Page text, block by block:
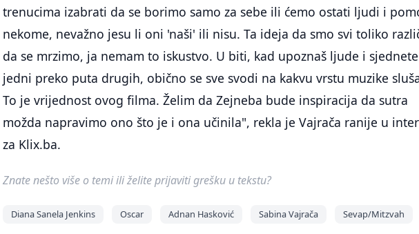
trenucima izabrati da se borimo samo za sebe ili ćemo ostati ljudi i
nekome, nevažno jesu li oni 'naši' ili nisu. Ta ideja da smo svi toliko
da se mrzimo, ja nemam to iskustvo. U biti, kad upoznaš ljude i sjednete
jedni preko puta drugih, obično se sve svodi na kakvu vrstu muzike
To je vrijednost ovog filma. Želim da Zejneba bude inspiracija da sutra
možda napravimo ono što je i ona učinila", rekla je Vajrača ranije u
za Klix.ba.
Znate nešto više o temi ili želite prijaviti grešku u tekstu?
Diana Sanela Jenkins Oscar Adnan Hasković Sabina Vajrača Sevap/Mitzvah